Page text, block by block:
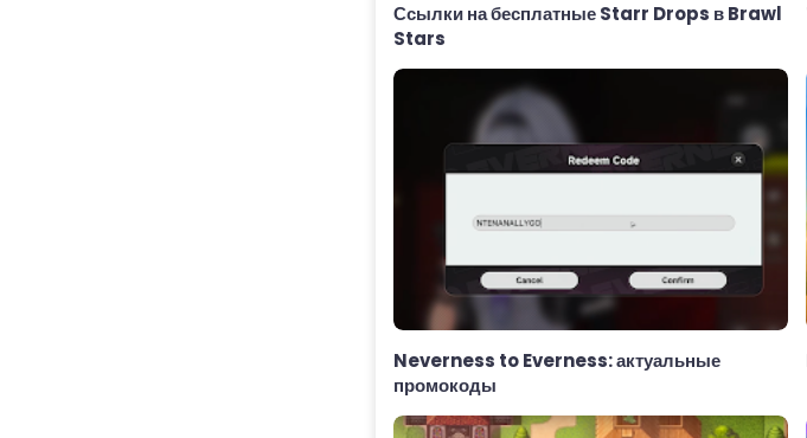
Ссылки на бесплатные Starr Drops в Brawl
Stars
Neverness to Everness: актуальные
промокоды